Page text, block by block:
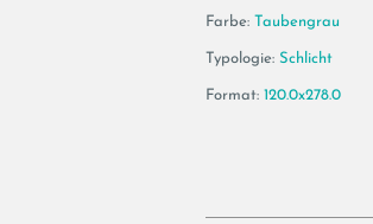
Farbe: Taubengrau
Typologie: Schlicht
Format: 120.0x278.0